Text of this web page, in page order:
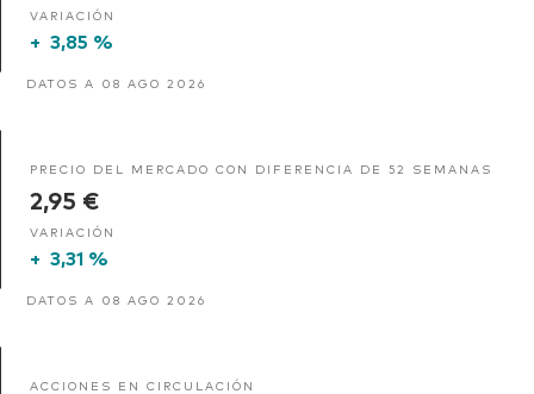
VARIACIÓN
+ 3,85 %
DATOS A 08 AGO 2026
PRECIO DEL MERCADO CON DIFERENCIA DE 52 SEMANAS
2,95 €
VARIACIÓN
+ 3,31 %
DATOS A 08 AGO 2026
ACCIONES EN CIRCULACIÓN